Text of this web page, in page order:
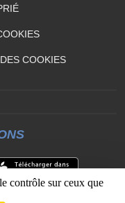
COOKIES
contrôle sur ceux que